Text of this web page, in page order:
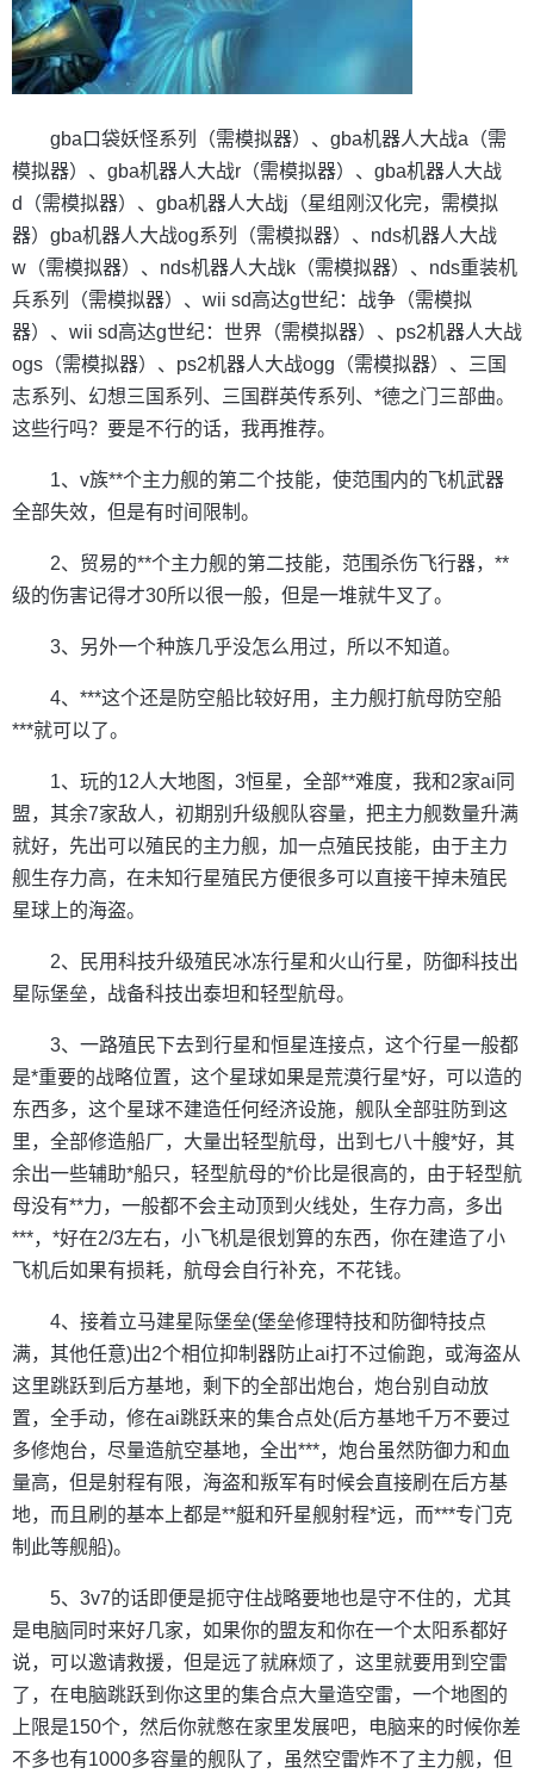
gba口袋妖怪系列（需模拟器）、gba机器人大战a（需
模拟器）、gba机器人大战r（需模拟器）、gba机器人大战
d（需模拟器）、gba机器人大战j（星组刚汉化完，需模拟
器）gba机器人大战og系列（需模拟器）、nds机器人大战
w（需模拟器）、nds机器人大战k（需模拟器）、nds重装机
兵系列（需模拟器）、wii sd高达g世纪：战争（需模拟
器）、wii sd高达g世纪：世界（需模拟器）、ps2机器人大战
ogs（需模拟器）、ps2机器人大战ogg（需模拟器）、三国
志系列、幻想三国系列、三国群英传系列、*德之门三部曲。
这些行吗？要是不行的话，我再推荐。
1、v族**个主力舰的第二个技能，使范围内的飞机武器
全部失效，但是有时间限制。
2、贸易的**个主力舰的第二技能，范围杀伤飞行器，**
级的伤害记得才30所以很一般，但是一堆就牛叉了。
3、另外一个种族几乎没怎么用过，所以不知道。
4、***这个还是防空船比较好用，主力舰打航母防空船
***就可以了。
1、玩的12人大地图，3恒星，全部**难度，我和2家ai同
盟，其余7家敌人，初期别升级舰队容量，把主力舰数量升满
就好，先出可以殖民的主力舰，加一点殖民技能，由于主力
舰生存力高，在未知行星殖民方便很多可以直接干掉未殖民
星球上的海盗。
2、民用科技升级殖民冰冻行星和火山行星，防御科技出
星际堡垒，战备科技出泰坦和轻型航母。
3、一路殖民下去到行星和恒星连接点，这个行星一般都
是*重要的战略位置，这个星球如果是荒漠行星*好，可以造的
东西多，这个星球不建造任何经济设施，舰队全部驻防到这
里，全部修造船厂，大量出轻型航母，出到七八十艘*好，其
余出一些辅助*船只，轻型航母的*价比是很高的，由于轻型航
母没有**力，一般都不会主动顶到火线处，生存力高，多出
***，*好在2/3左右，小飞机是很划算的东西，你在建造了小
飞机后如果有损耗，航母会自行补充，不花钱。
4、接着立马建星际堡垒(堡垒修理特技和防御特技点
满，其他任意)出2个相位抑制器防止ai打不过偷跑，或海盗从
这里跳跃到后方基地，剩下的全部出炮台，炮台别自动放
置，全手动，修在ai跳跃来的集合点处(后方基地千万不要过
多修炮台，尽量造航空基地，全出***，炮台虽然防御力和血
量高，但是射程有限，海盗和叛军有时候会直接刷在后方基
地，而且刷的基本上都是**艇和歼星舰射程*远，而***专门克
制此等舰船)。
5、3v7的话即便是扼守住战略要地也是守不住的，尤其
是电脑同时来好几家，如果你的盟友和你在一个太阳系都好
说，可以邀请救援，但是远了就麻烦了，这里就要用到空雷
了，在电脑跳跃到你这里的集合点大量造空雷，一个地图的
上限是150个，然后你就憋在家里发展吧，电脑来的时候你差
不多也有1000多容量的舰队了，虽然空雷炸不了主力舰，但